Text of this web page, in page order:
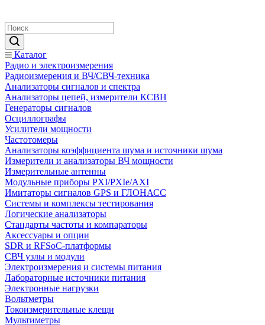
Каталог
Радио и электроизмерения
Радиоизмерения и ВЧ/СВЧ-техника
Анализаторы сигналов и спектра
Анализаторы цепей, измерители КСВН
Генераторы сигналов
Осциллографы
Усилители мощности
Частотомеры
Анализаторы коэффициента шума и источники шума
Измерители и анализаторы ВЧ мощности
Измерительные антенны
Модульные приборы PXI/PXIe/AXI
Имитаторы сигналов GPS и ГЛОНАСС
Системы и комплексы тестирования
Логические анализаторы
Стандарты частоты и компараторы
Аксессуары и опции
SDR и RFSoC‑платформы
СВЧ узлы и модули
Электроизмерения и системы питания
Лабораторные источники питания
Электронные нагрузки
Вольтметры
Токоизмерительные клещи
Мультиметры